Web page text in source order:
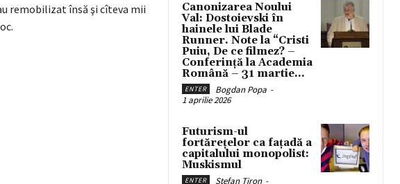
remobilizat însă şi cîteva mii
Canonizarea Noului
Val: Dostoievski în
hainele lui Blade
Runner. Note la “Cristi
Puiu, De ce filmez? –
Conferință la Academia
Română – 31 martie...
ENTER Bogdan Popa -
1 aprilie 2026
Futurism-ul
fortărețelor ca fațadă a
capitalului monopolist:
Muskismul
ENTER Stefan Tiron -